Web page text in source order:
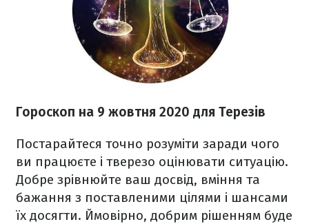
Гороскоп на 9 жовтня 2020 для Терезів
Постарайтеся точно розуміти заради чого
ви працюєте і тверезо оцінювати ситуацію.
Добре зрівнюйте ваш досвід, вміння та
бажання з поставленими цілями і шансами
їх досягти. Ймовірно, добрим рішенням буде